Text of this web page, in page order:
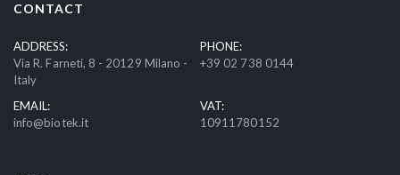
u
r
N
e
w
CONTACT
ADDRESS:
Via R. Farneti, 8 - 20129 Milano -
Italy
PHONE:
+39 02 738 0144
EMAIL:
info@biotek.it
VAT:
10911780152